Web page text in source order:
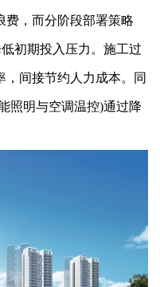
费，而分阶段部署策略
初期投入压力。施工过
间接节约人力成本。同
照明与空调温控)通过降